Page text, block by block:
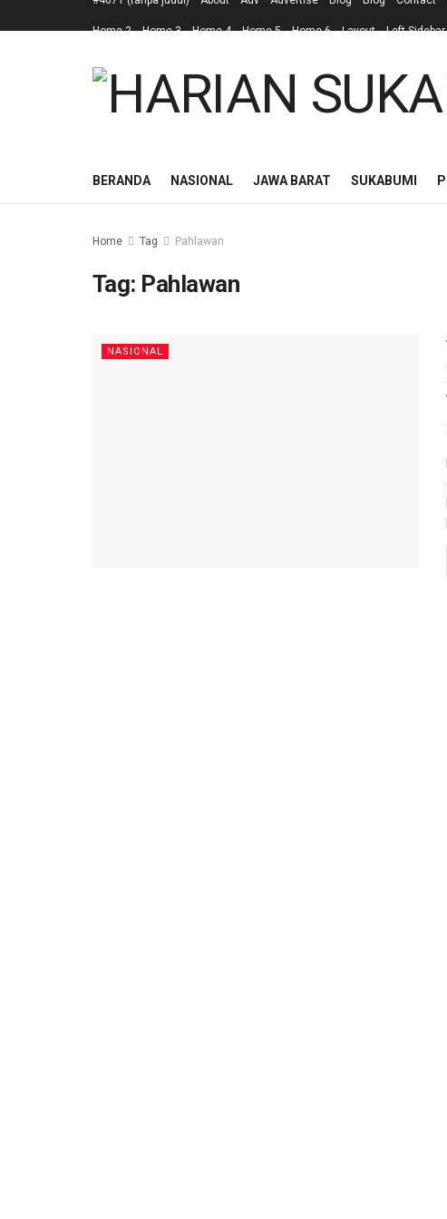
Home 2 Home 3 Home 4 Home 5 Home 6 Layout Left Sidebar
BERANDA NASIONAL JAWA BARAT SUKABUMI
Home Tag Pahlawan
Tag: Pahlawan
NASIONAL